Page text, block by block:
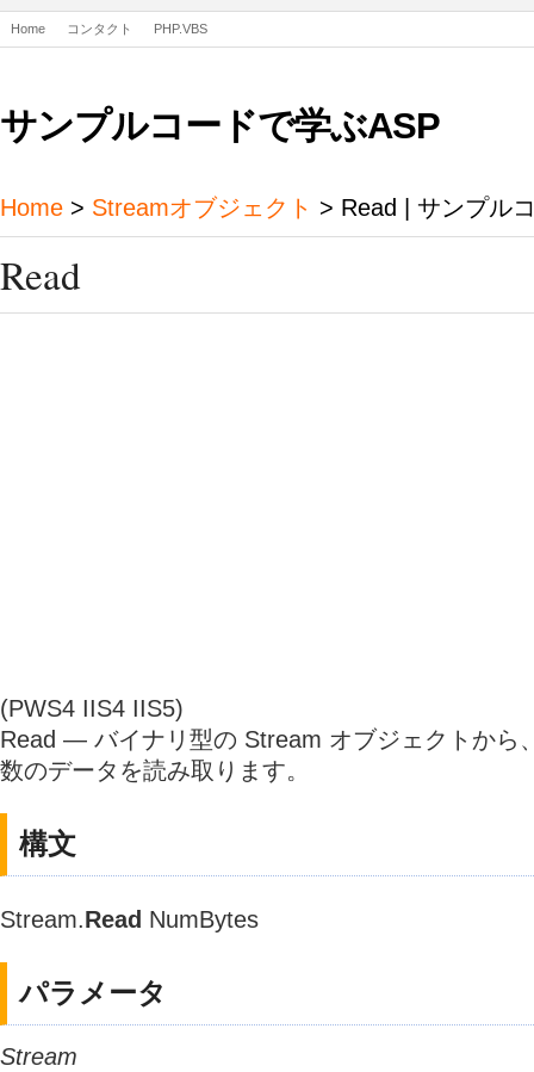
Home コンタクト PHP.VBS
サンプルコードで学ぶASP
Home > Streamオブジェクト > Read | サンプル
Read
(PWS4 IIS4 IIS5)
Read — バイナリ型の Stream オブジェクトから
数のデータを読み取ります。
構文
Stream.Read NumBytes
パラメータ
Stream